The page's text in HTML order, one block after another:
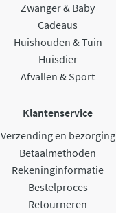
Zwanger & Baby
Cadeaus
Huishouden & Tuin
Huisdier
Afvallen & Sport
Klantenservice
Verzending en bezorging
Betaalmethoden
Rekeninginformatie
Bestelproces
Retourneren